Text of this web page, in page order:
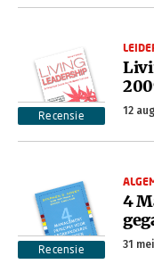
Recensie 12
Recensie
4
31